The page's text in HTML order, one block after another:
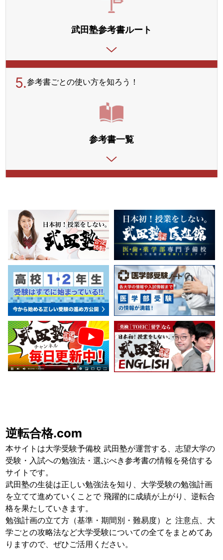
武田塾参考書ルート
5.参考書ごとの使い方を知ろう！
参考書一覧
逆転合格.com
本サイトは大学受験予備校 武田塾が運営する、志望大学の
受験・入試への勉強法・選ぶべき参考書の情報を発信する
サイトです。
武田塾の生徒は正しい勉強法を知り、大学受験の勉強計画
を立てて進めていくことで 飛躍的に成績が上がり、逆転合
格を果たしていきます。
勉強計画の立て方（基準・期間別・難易度）と 注意点、大
学ごとの攻略法など大学受験についての全てをまとめてあ
りますので、ぜひご活用ください。